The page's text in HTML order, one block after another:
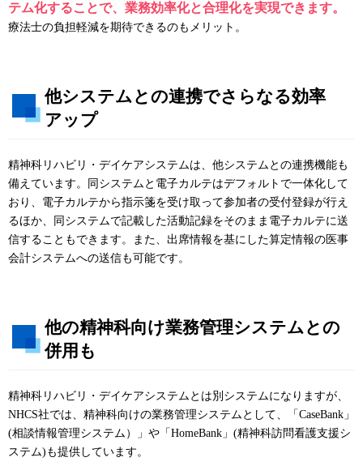
テム化することで、業務効率化と合理化を実現できます。
療法士の負担軽減を期待できるのもメリット。
他システムとの連携でさらなる効率
アップ
精神科リハビリ・デイケアシステムは、他システムとの連携機能も
備えています。同システムと電子カルテはデフォルトで一体化して
おり、電子カルテから指示箋を受け取って参加者の受付登録が行え
るほか、同システムで記載した活動記録をそのまま電子カルテに送
信することもできます。また、出席情報を基にした算定情報の医事
会計システムへの送信も可能です。
他の精神科向け業務管理システムとの
併用も
精神科リハビリ・デイケアシステムとは別システムになりますが、
NHCS社では、精神科向けの業務管理システムとして、「CaseBank」
(相談情報管理システム）」や「HomeBank」(精神科訪問看護支援シ
ステム)も提供しています。